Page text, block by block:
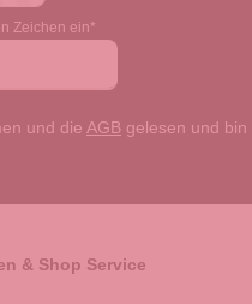
Zeichen ein*
und die AGB gelesen und bin
& Shop Service